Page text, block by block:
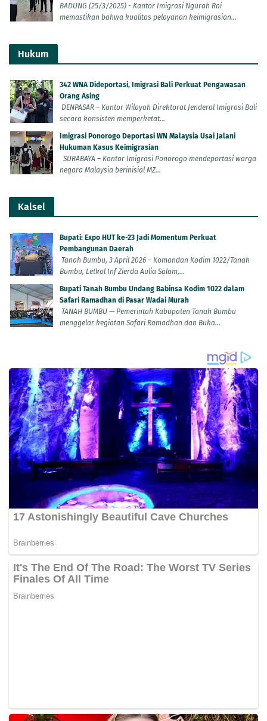
BADUNG (25/3/2025) - Kantor Imigrasi Ngurah Rai
memastikan bahwa kualitas pelayanan keimigrasian...
Hukum
342 WNA Dideportasi, Imigrasi Bali Perkuat Pengawasan
Orang Asing
DENPASAR – Kantor Wilayah Direktorat Jenderal Imigrasi Bali
secara konsisten memperketat...
Imigrasi Ponorogo Deportasi WN Malaysia Usai Jalani
Hukuman Kasus Keimigrasian
SURABAYA – Kantor Imigrasi Ponorogo mendeportasi warga
negara Malaysia berinisial MZ...
Kalsel
Bupati: Expo HUT ke-23 Jadi Momentum Perkuat
Pembangunan Daerah
Tanah Bumbu, 3 April 2026 – Komandan Kodim 1022/Tanah
Bumbu, Letkol Inf Zierda Aulia Salam,...
Bupati Tanah Bumbu Undang Babinsa Kodim 1022 dalam
Safari Ramadhan di Pasar Wadai Murah
TANAH BUMBU — Pemerintah Kabupaten Tanah Bumbu
menggelar kegiatan Safari Ramadhan dan Buka...